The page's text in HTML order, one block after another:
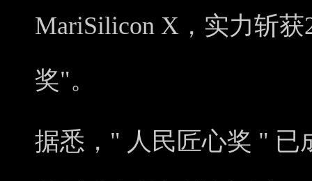
MariSilicon X，实力斩
奖"。
据悉，" 人民匠心奖 " 已